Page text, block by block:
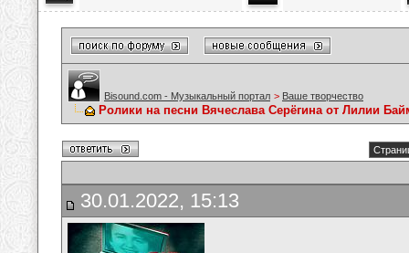
Bisound.com - Музыкальный портал > Ваше творчество
Ролики на песни Вячеслава Серёгина от Лилии
30.01.2022, 15:13